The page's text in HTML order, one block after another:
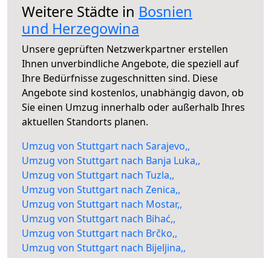
Weitere Städte in Bosnien
und Herzegowina
Unsere geprüften Netzwerkpartner erstellen
Ihnen unverbindliche Angebote, die speziell auf
Ihre Bedürfnisse zugeschnitten sind. Diese
Angebote sind kostenlos, unabhängig davon, ob
Sie einen Umzug innerhalb oder außerhalb Ihres
aktuellen Standorts planen.
Umzug von Stuttgart nach Sarajevo,,
Umzug von Stuttgart nach Banja Luka,,
Umzug von Stuttgart nach Tuzla,,
Umzug von Stuttgart nach Zenica,,
Umzug von Stuttgart nach Mostar,,
Umzug von Stuttgart nach Bihać,,
Umzug von Stuttgart nach Brčko,,
Umzug von Stuttgart nach Bijeljina,,